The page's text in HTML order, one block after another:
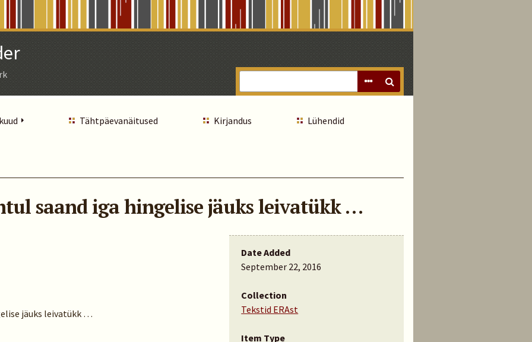
Tähtpäevanäitused Kirjandus Lühendid
saand iga hingelise jäuks leivatükk …
jäuks leivatükk …
Date Added
September 22, 2016
Collection
Tekstid ERAst
Item Type